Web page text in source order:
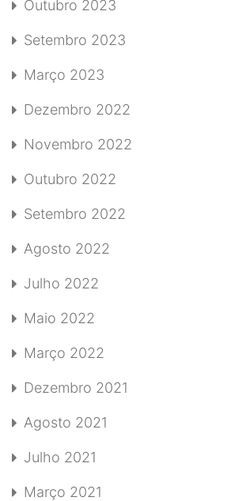
Outubro 2023
Setembro 2023
Março 2023
Dezembro 2022
Novembro 2022
Outubro 2022
Setembro 2022
Agosto 2022
Julho 2022
Maio 2022
Março 2022
Dezembro 2021
Agosto 2021
Julho 2021
Março 2021